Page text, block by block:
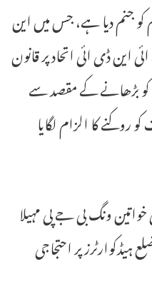
جنم دیا ہے، جس میں این
ڈی ائی اتحاد پر قانون
کو بڑھانے کے مقصد سے
روکنے کا الزام لگایا
ونگ بی جے پی مہیلا
پر احتجاجی